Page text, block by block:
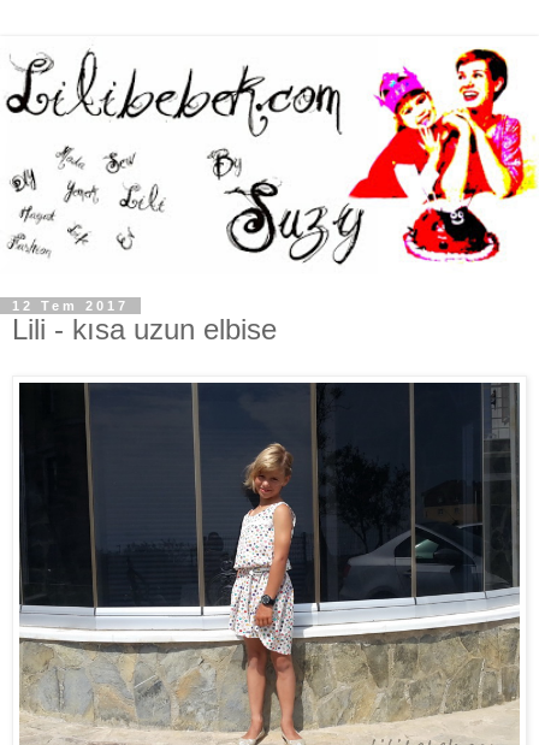
12 Tem 2017
Lili - kısa uzun elbise